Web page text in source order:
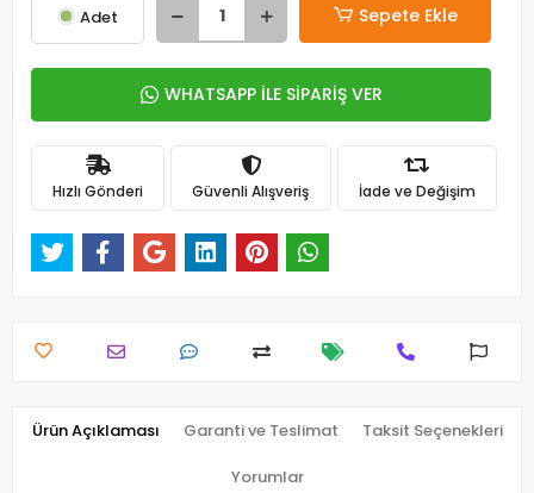
Adet Sepete Ekle
WHATSAPP İLE SİPARİŞ VER
Hızlı Gönderi Güvenli Alışveriş İade ve Değişim
Ürün Açıklaması Garanti ve Teslimat Taksit Seçenekleri
Yorumlar